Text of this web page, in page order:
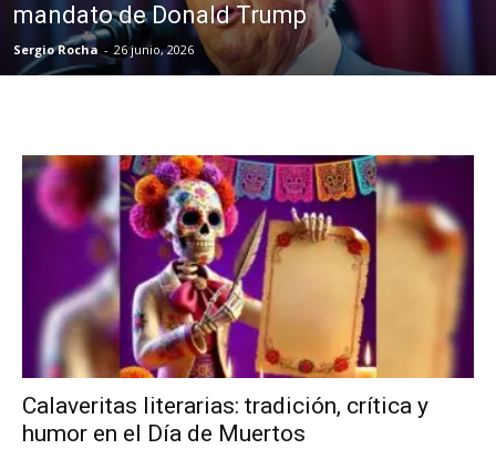
mandato de Donald Trump
Sergio Rocha - 26 junio, 2026
Calaveritas literarias: tradición, crítica y
humor en el Día de Muertos